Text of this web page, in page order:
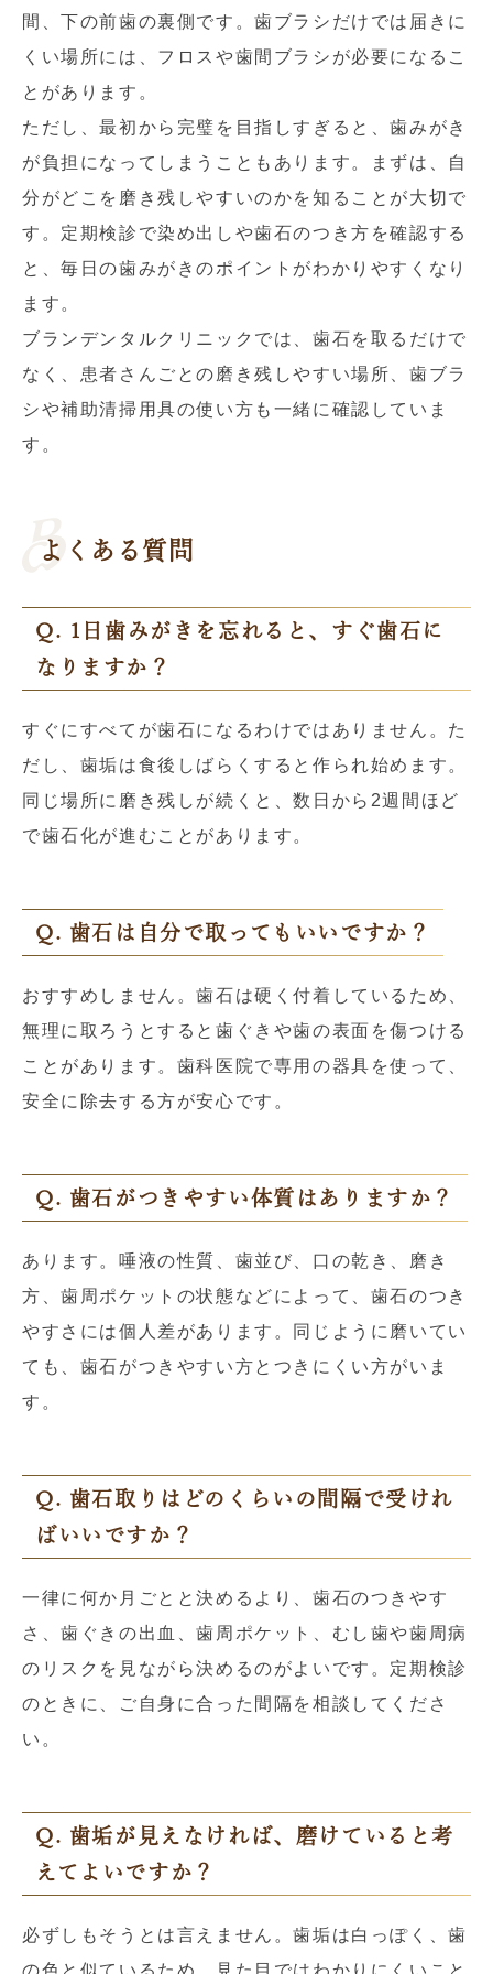
間、下の前歯の裏側です。歯ブラシだけでは届きに
くい場所には、フロスや歯間ブラシが必要になるこ
とがあります。
ただし、最初から完璧を目指しすぎると、歯みがき
が負担になってしまうこともあります。まずは、自
分がどこを磨き残しやすいのかを知ることが大切で
す。定期検診で染め出しや歯石のつき方を確認する
と、毎日の歯みがきのポイントがわかりやすくなり
ます。
ブランデンタルクリニックでは、歯石を取るだけで
なく、患者さんごとの磨き残しやすい場所、歯ブラ
シや補助清掃用具の使い方も一緒に確認していま
す。
よくある質問
Q. 1日歯みがきを忘れると、すぐ歯石に
なりますか？
すぐにすべてが歯石になるわけではありません。た
だし、歯垢は食後しばらくすると作られ始めます。
同じ場所に磨き残しが続くと、数日から2週間ほど
で歯石化が進むことがあります。
Q. 歯石は自分で取ってもいいですか？
おすすめしません。歯石は硬く付着しているため、
無理に取ろうとすると歯ぐきや歯の表面を傷つける
ことがあります。歯科医院で専用の器具を使って、
安全に除去する方が安心です。
Q. 歯石がつきやすい体質はありますか？
あります。唾液の性質、歯並び、口の乾き、磨き
方、歯周ポケットの状態などによって、歯石のつき
やすさには個人差があります。同じように磨いてい
ても、歯石がつきやすい方とつきにくい方がいま
す。
Q. 歯石取りはどのくらいの間隔で受けれ
ばいいですか？
一律に何か月ごとと決めるより、歯石のつきやす
さ、歯ぐきの出血、歯周ポケット、むし歯や歯周病
のリスクを見ながら決めるのがよいです。定期検診
のときに、ご自身に合った間隔を相談してくださ
い。
Q. 歯垢が見えなければ、磨けていると考
えてよいですか？
必ずしもそうとは言えません。歯垢は白っぽく、歯